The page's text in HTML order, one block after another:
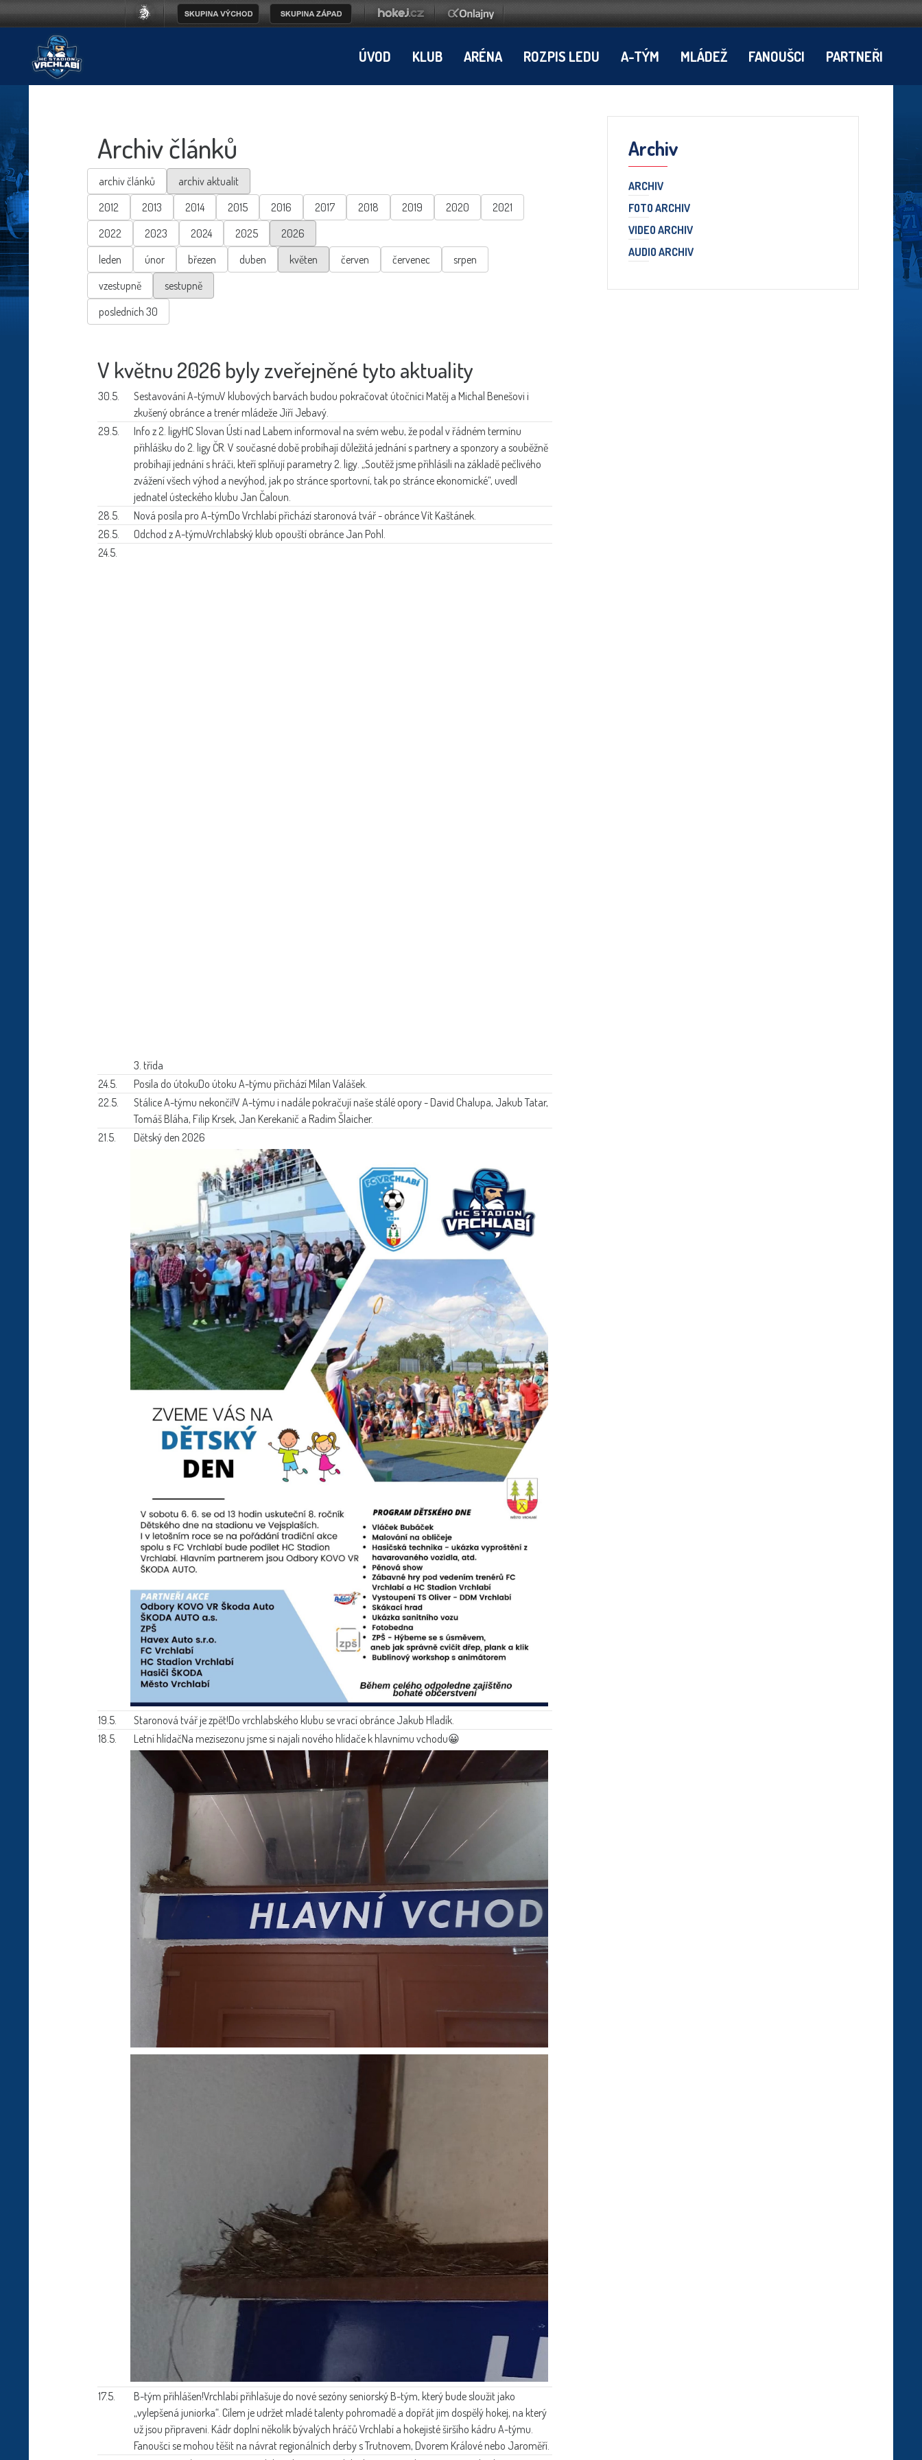
ÚVOD KLUB ARÉNA ROZPIS LEDU A-TÝM MLÁDEŽ FANOUŠCI PARTNEŘI
Archiv článků
archiv článků
archiv aktualit
2012
2013 2014 2015 2016 2017 2018 2019 2020
2021
2022
2023 2024 2025
2026
leden
únor březen duben květen červen červenec
srpen
vzestupně
sestupně
posledních 30
V květnu 2026 byly zveřejněné tyto aktuality
30.5. Sestavování A-týmuV klubových barvách budou pokračovat útočníci Matěj a Michal Benešovi i
zkušený obránce a trenér mládeže Jiří Jebavý.
29.5.
Info z 2. ligyHC Slovan Ústí nad Labem informoval na svém webu, že podal v řádném termínu
přihlášku do 2. ligy ČR. V současné době probíhají důležitá jednání s partnery a sponzory a souběžně
probíhají jednání s hráči, kteří splňují parametry 2. ligy. „Soutěž jsme přihlásili na základě pečlivého
zvážení všech výhod a nevýhod, jak po stránce sportovní, tak po stránce ekonomické“, uvedl
jednatel ústeckého klubu Jan Čaloun.
28.5.
Nová posila pro A-týmDo Vrchlabí přichází staronová tvář - obránce Vít Kaštánek.
26.5.
Odchod z A-týmuVrchlabský klub opouští obránce Jan Pohl.
24.5.
3. třída
24.5.
Posila do útokuDo útoku A-týmu přichází Milan Valášek.
22.5.
Stálice A-týmu nekončí!V A-týmu i nadále pokračují naše stálé opory - David Chalupa, Jakub Tatar,
Tomáš Bláha, Filip Krsek, Jan Kerekanič a Radim Šlaicher.
21.5.
Dětský den 2026
19.5. Staronová tvář je zpět!Do vrchlabského klubu se vrací obránce Jakub Hladík.
18.5.
Letní hlídačNa mezisezonu jsme si najali nového hlídače k hlavnímu vchodu😀
17.5. B-tým přihlášen!Vrchlabí přihlašuje do nové sezóny seniorský B-tým, který bude sloužit jako
„vylepšená juniorka“. Cílem je udržet mladé talenty pohromadě a dopřát jim dospělý hokej, na který
už jsou připraveni. Kádr doplní několik bývalých hráčů Vrchlabí a hokejisté širšího kádru A-týmu.
Fanoušci se mohou těšit na návrat regionálních derby s Trutnovem, Dvorem Králové nebo Jaroměří.
Archiv
ARCHIV
FOTO ARCHIV
VIDEO ARCHIV
AUDIO ARCHIV